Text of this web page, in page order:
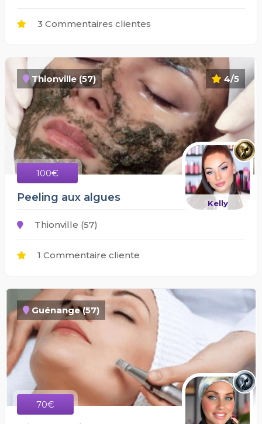
3 Commentaires clientes
4/5
Thionville (57)
100€
Kelly
Peeling aux algues
Thionville (57)
1 Commentaire cliente
Guénange (57)
70€